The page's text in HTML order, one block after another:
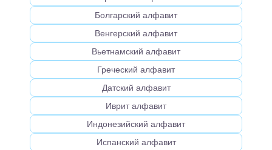
Болгарский алфавит
Венгерский алфавит
Вьетнамский алфавит
Греческий алфавит
Датский алфавит
Иврит алфавит
Индонезийский алфавит
Испанский алфавит